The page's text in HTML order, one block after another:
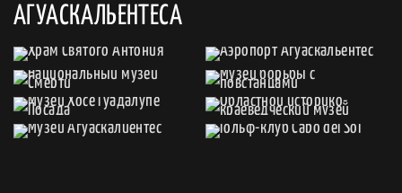
АГУАСКАЛЬЕНТЕСА